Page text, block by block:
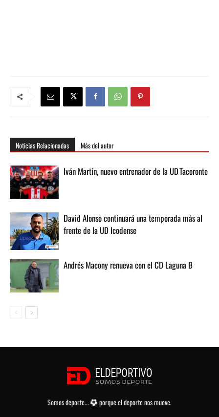
Noticias Relacionadas Más del autor
Iván Martín, nuevo entrenador de la UD Tacoronte
David Alonso continuará una temporada más al
frente de la UD Icodense
Andrés Macony renueva con el CD Laguna B
Somos deporte... porque el deporte nos mueve.